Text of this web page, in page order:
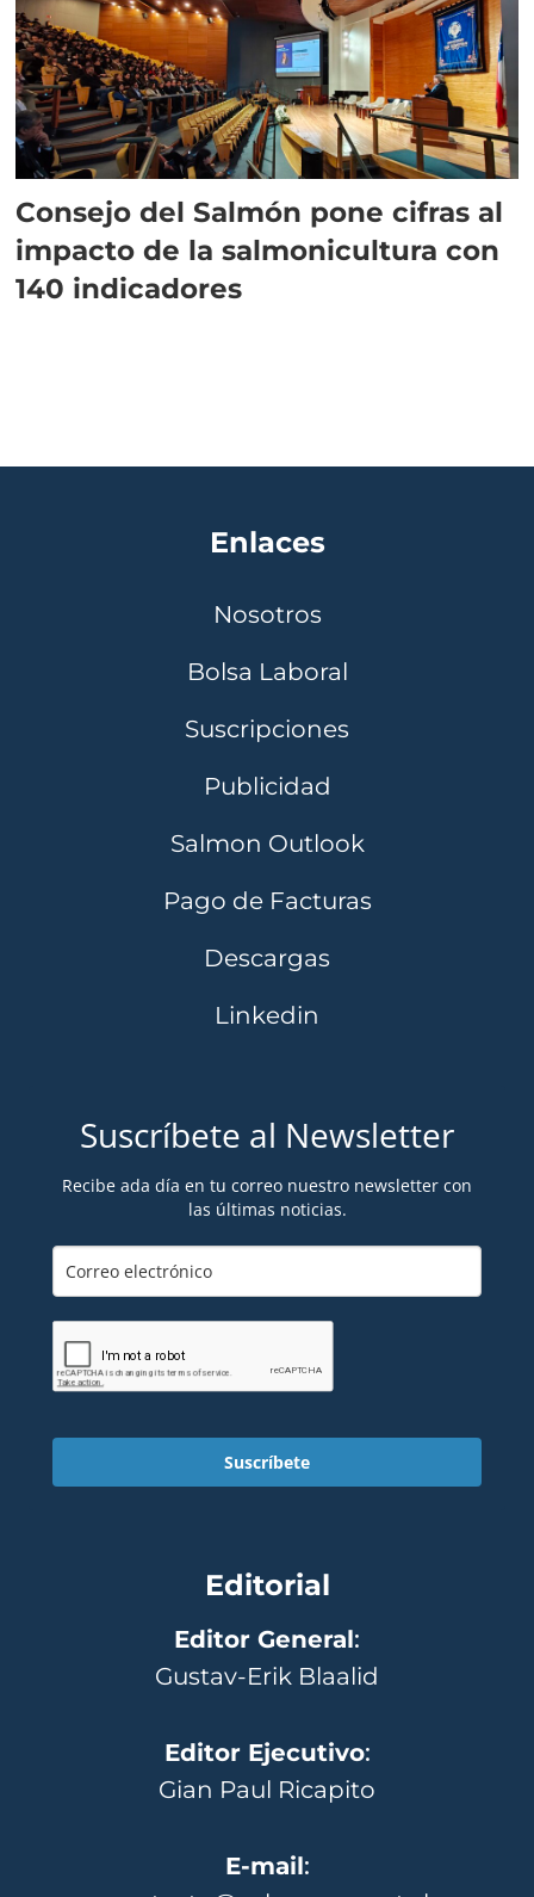
Consejo del Salmón pone cifras al
impacto de la salmonicultura con
140 indicadores
Enlaces
Nosotros
Bolsa Laboral
Suscripciones
Publicidad
Salmon Outlook
Pago de Facturas
Descargas
Linkedin
Suscríbete al Newsletter
Recibe ada día en tu correo nuestro newsletter con
las últimas noticias.
Suscríbete
Editorial
Editor General:
Gustav-Erik Blaalid
Editor Ejecutivo:
Gian Paul Ricapito
E-mail: